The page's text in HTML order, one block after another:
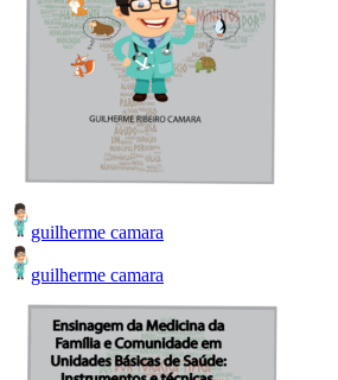
guilherme camara
guilherme camara